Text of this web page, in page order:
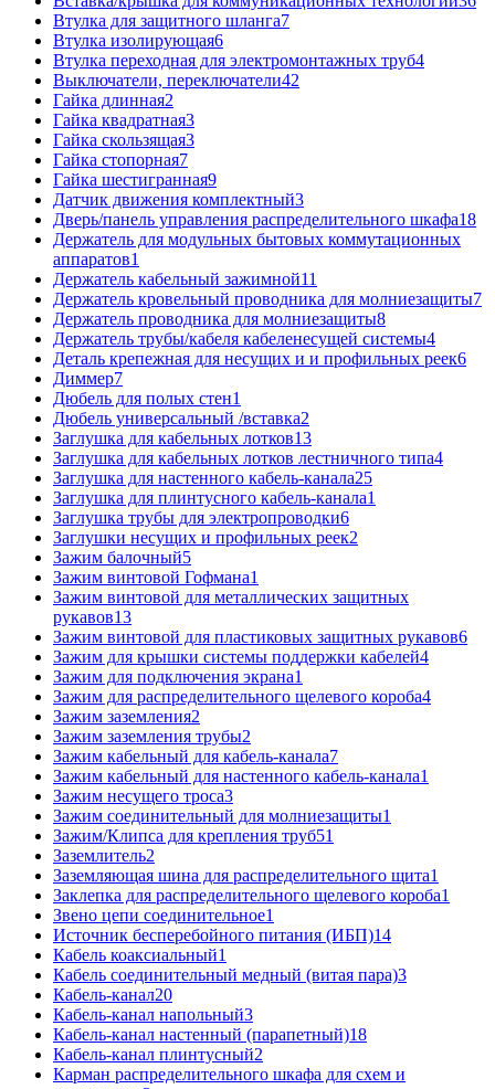
Втулка для защитного шланга7
Втулка изолирующая6
Втулка переходная для электромонтажных труб4
Выключатели, переключатели42
Гайка длинная2
Гайка квадратная3
Гайка скользящая3
Гайка стопорная7
Гайка шестигранная9
Датчик движения комплектный3
Дверь/панель управления распределительного шкафа18
Держатель для модульных бытовых коммутационных
аппаратов1
Держатель кабельный зажимной11
Держатель кровельный проводника для молниезащиты7
Держатель проводника для молниезащиты8
Держатель трубы/кабеля кабеленесущей системы4
Деталь крепежная для несущих и и профильных реек6
Диммер7
Дюбель для полых стен1
Дюбель универсальный /вставка2
Заглушка для кабельных лотков13
Заглушка для кабельных лотков лестничного типа4
Заглушка для настенного кабель-канала25
Заглушка для плинтусного кабель-канала1
Заглушка трубы для электропроводки6
Заглушки несущих и профильных реек2
Зажим балочный5
Зажим винтовой Гофмана1
Зажим винтовой для металлических защитных
рукавов13
Зажим винтовой для пластиковых защитных рукавов6
Зажим для крышки системы поддержки кабелей4
Зажим для подключения экрана1
Зажим для распределительного щелевого короба4
Зажим заземления2
Зажим заземления трубы2
Зажим кабельный для кабель-канала7
Зажим кабельный для настенного кабель-канала1
Зажим несущего троса3
Зажим соединительный для молниезащиты1
Зажим/Клипса для крепления труб51
Заземлитель2
Заземляющая шина для распределительного щита1
Заклепка для распределительного щелевого короба1
Звено цепи соединительное1
Источник бесперебойного питания (ИБП)14
Кабель коаксиальный1
Кабель соединительный медный (витая пара)3
Кабель-канал20
Кабель-канал напольный3
Кабель-канал настенный (парапетный)18
Кабель-канал плинтусный2
Карман распределительного шкафа для схем и